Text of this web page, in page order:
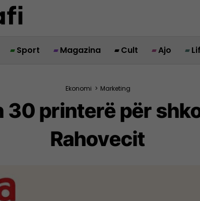
Sport Magazina Cult Ajo
Ekonomi > Marketing
30 printerë për
Rahovecit